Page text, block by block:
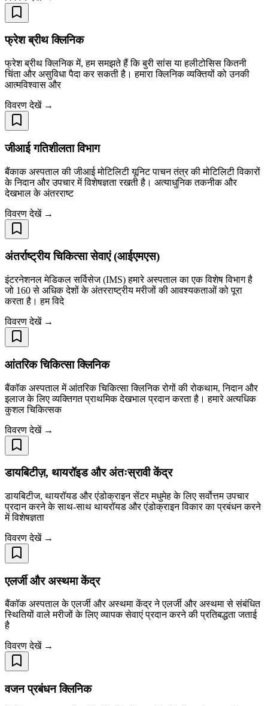
फ्रेश ब्रीथ क्लिनिक
फ्रेश ब्रीथ क्लिनिक में, हम समझते हैं कि बुरी सांस या हलीटोसिस कितनी
चिंता और असुविधा पैदा कर सकती है। हमारा क्लिनिक व्यक्तियों को उनकी
आत्मविश्वास और
विवरण देखें →
जीआई गतिशीलता विभाग
बैंकाक अस्पताल की जीआई मोटिलिटी यूनिट पाचन तंत्र की मोटिलिटी विकारों
के निदान और उपचार में विशेषज्ञता रखती है। अत्याधुनिक तकनीक और
देखभाल के अंतरराष्ट
विवरण देखें →
अंतर्राष्ट्रीय चिकित्सा सेवाएं (आईएमएस)
इंटरनेशनल मेडिकल सर्विसेज (IMS) हमारे अस्पताल का एक विशेष विभाग है
जो 160 से अधिक देशों के अंतरराष्ट्रीय मरीजों की आवश्यकताओं को पूरा
करता है। हम विदे
विवरण देखें →
आंतरिक चिकित्सा क्लिनिक
बैंकॉक अस्पताल में आंतरिक चिकित्सा क्लिनिक रोगों की रोकथाम, निदान और
इलाज के लिए व्यक्तिगत प्राथमिक देखभाल प्रदान करता है। हमारे अत्यधिक
कुशल चिकित्सक
विवरण देखें →
डायबिटीज़, थायरॉइड और अंतःस्रावी केंद्र
डायबिटीज, थायरॉयड और एंडोक्राइन सेंटर मधुमेह के लिए सर्वोत्तम उपचार
प्रदान करने के साथ-साथ थायरॉयड और एंडोक्राइन विकार का प्रबंधन करने
में विशेषज्ञता
विवरण देखें →
एलर्जी और अस्थमा केंद्र
बैंकॉक अस्पताल के एलर्जी और अस्थमा केंद्र ने एलर्जी और अस्थमा से संबंधित
स्थितियों वाले मरीजों के लिए व्यापक सेवाएं प्रदान करने की प्रतिबद्धता जताई
है
विवरण देखें →
वजन प्रबंधन क्लिनिक